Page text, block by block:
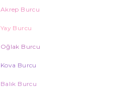
Akrep Burcu
Yay Burcu
Oğlak Burcu
Kova Burcu
Balık Burcu